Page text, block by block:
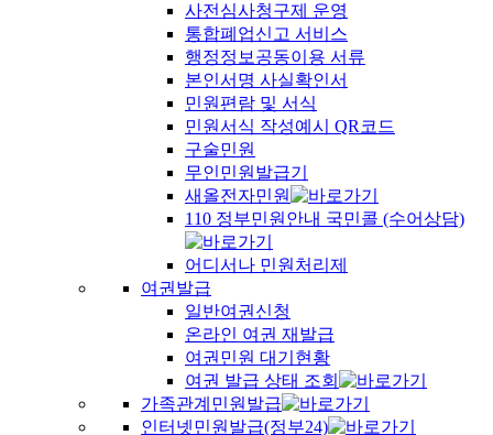
사전심사청구제 운영
통합폐업신고 서비스
행정정보공동이용 서류
본인서명 사실확인서
민원편람 및 서식
민원서식 작성예시 QR코드
구술민원
무인민원발급기
새올전자민원
110 정부민원안내 국민콜 (수어상담)
어디서나 민원처리제
여권발급
일반여권신청
온라인 여권 재발급
여권민원 대기현황
여권 발급 상태 조회
가족관계민원발급
인터넷민원발급(정부24)